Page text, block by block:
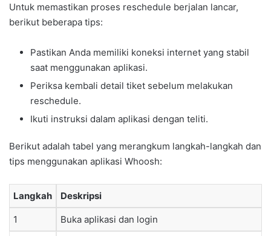
Untuk memastikan proses reschedule berjalan lancar,
berikut beberapa tips:
Pastikan Anda memiliki koneksi internet yang stabil
saat menggunakan aplikasi.
Periksa kembali detail tiket sebelum melakukan
reschedule.
Ikuti instruksi dalam aplikasi dengan teliti.
Berikut adalah tabel yang merangkum langkah-langkah dan
tips menggunakan aplikasi Whoosh:
Langkah Deskripsi
1 Buka aplikasi dan login